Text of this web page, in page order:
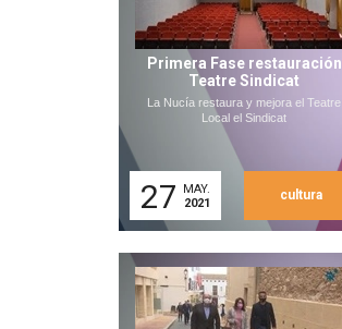
Primera Fase restauración
Teatre Sindicat
La Nucía restaura y mejora el Teatre
Local el Sindicat
27
MAY.
2021
cultura